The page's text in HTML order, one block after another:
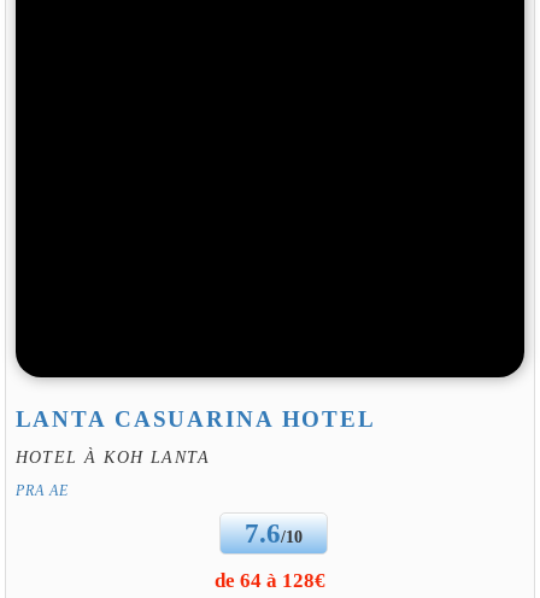
LANTA CASUARINA HOTEL
HOTEL À KOH LANTA
PRA AE
7.6/10
de 64 à 128€